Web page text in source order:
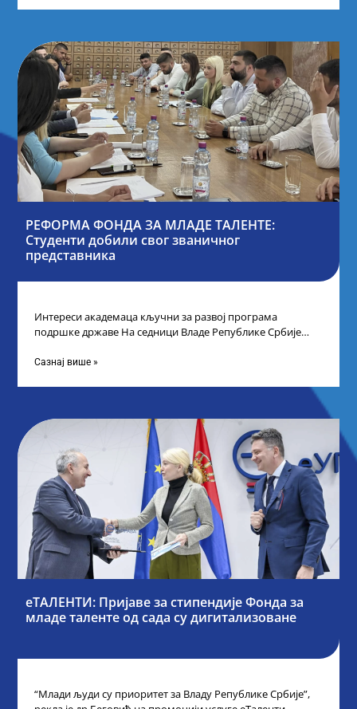
РЕФОРМА ФОНДА ЗА МЛАДЕ ТАЛЕНТЕ:
Студенти добили свог званичног
представника
Интереси академаца кључни за развој програма
подршке државе На седници Владе Републике Србије
Сазнај више »
еТАЛЕНТИ: Пријаве за стипендије Фонда за
младе таленте од сада су дигитализоване
“Млади људи су приоритет за Владу Републике Србије”,